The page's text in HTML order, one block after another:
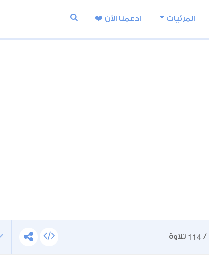
المرئيات ادعمنا اﻵن ❤️
/
114 تلاوة